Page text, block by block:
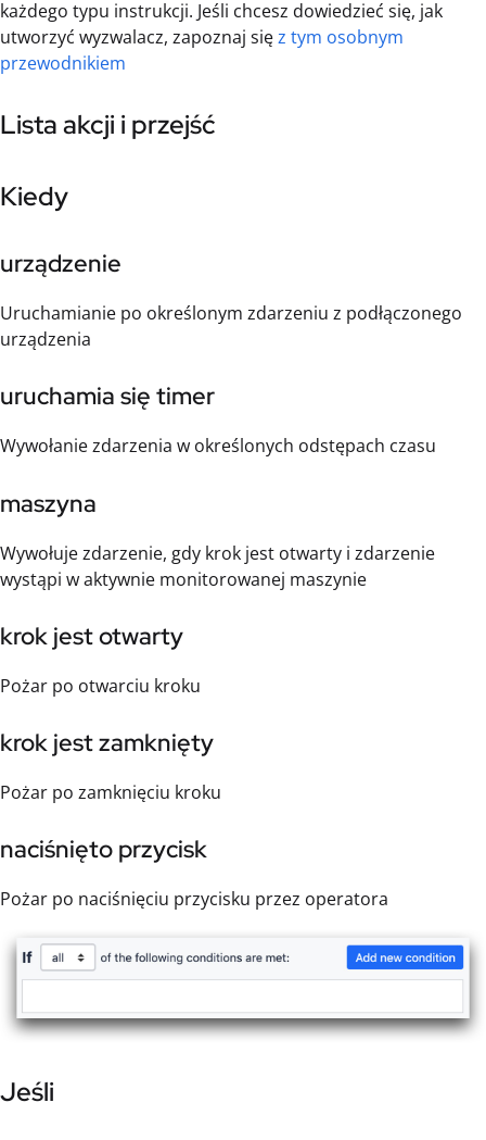
każdego typu instrukcji. Jeśli chcesz dowiedzieć się, jak
utworzyć wyzwalacz, zapoznaj sięz tym osobnym
przewodnikiem
Lista akcji i przejść
Kiedy
urządzenie
Uruchamianie po określonym zdarzeniu z podłączonego
urządzenia
uruchamia się timer
Wywołanie zdarzenia w określonych odstępach czasu
maszyna
Wywołuje zdarzenie, gdy krok jest otwarty i zdarzenie
wystąpi w aktywnie monitorowanej maszynie
krok jest otwarty
Pożar po otwarciu kroku
krok jest zamknięty
Pożar po zamknięciu kroku
naciśnięto przycisk
Pożar po naciśnięciu przycisku przez operatora
Jeśli